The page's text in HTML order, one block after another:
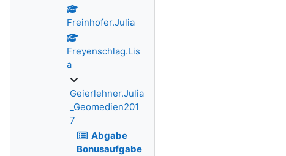
Freinhofer.Julia
Freyenschlag.Lis
a
Geierlehner.Julia
_Geomedien201
7
Abgabe
Bonusaufgabe